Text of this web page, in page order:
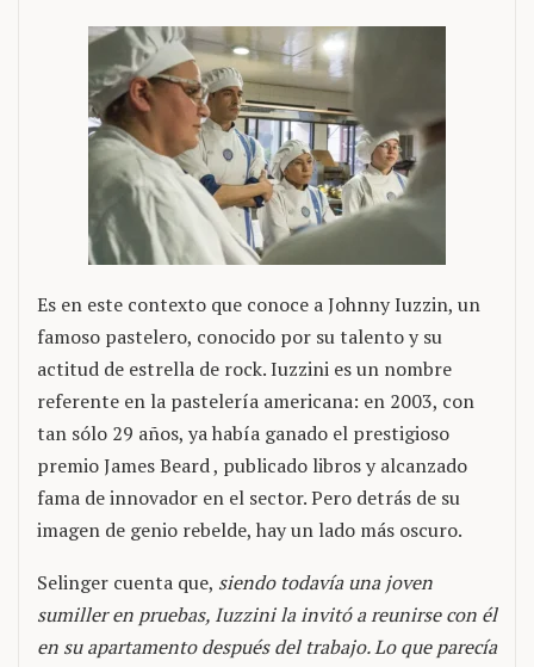
Es en este contexto que conoce a Johnny Iuzzin, un
famoso pastelero, conocido por su talento y su
actitud de estrella de rock. Iuzzini es un nombre
referente en la pastelería americana: en 2003, con
tan sólo 29 años, ya había ganado el prestigioso
premio James Beard , publicado libros y alcanzado
fama de innovador en el sector. Pero detrás de su
imagen de genio rebelde, hay un lado más oscuro.
Selinger cuenta que, siendo todavía una joven
sumiller en pruebas, Iuzzini la invitó a reunirse con él
en su apartamento después del trabajo. Lo que parecía